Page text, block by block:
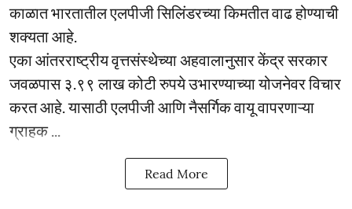
काळात भारतातील एलपीजी सिलिंडरच्या किमतीत वाढ होण्याची
शक्यता आहे.
एका आंतरराष्ट्रीय वृत्तसंस्थेच्या अहवालानुसार केंद्र सरकार
जवळपास ३.९९ लाख कोटी रुपये उभारण्याच्या योजनेवर विचार
करत आहे. यासाठी एलपीजी आणि नैसर्गिक वायू वापरणाऱ्या
ग्राहक ...
Read More